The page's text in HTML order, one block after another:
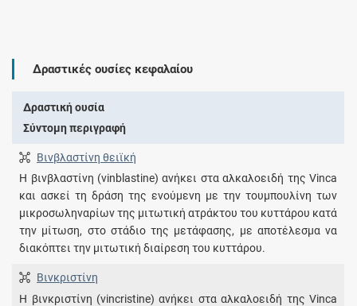
Δραστικές ουσίες κεφαλαίου
Δραστική ουσία
Σύντομη περιγραφή
Βινβλαστίνη θειϊκή
Η βινβλαστίνη (vinblastine) ανήκει στα αλκαλοειδή της Vinca
και ασκεί τη δράση της ενούμενη με την τουμπουλίνη των
μικροσωληναρίων της μιτωτική ατράκτου του κυττάρου κατά
την μίτωση, στο στάδιο της μετάφασης, με αποτέλεσμα να
διακόπτει την μιτωτική διαίρεση του κυττάρου.
Βινκριστίνη
Η βινκριστίνη (vincristine) ανήκει στα αλκαλοειδή της Vinca